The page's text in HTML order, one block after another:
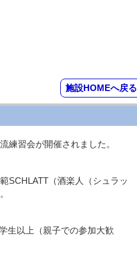
施設HOMEへ戻る
練習会が開催されました。
SCHLATT（酒楽人（シュラッ
生以上（親子での参加大歓